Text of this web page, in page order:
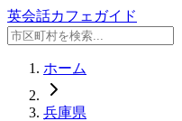
英会話カフェガイド
ホーム
兵庫県